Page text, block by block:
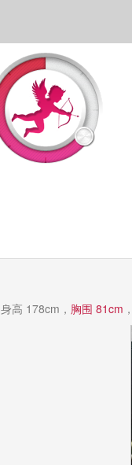
身高 178cm， 胸围 81cm